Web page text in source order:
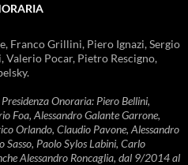
Franco Grillini, Piero Ignazi, Sergio
Pocar, Pietro Rescigno,
Onoraria: Piero Bellini,
Foa, Alessandro Galante Garrone,
Orlando, Claudio Pavone, Alessandro
Sasso, Paolo Sylos Labini, Carlo
Alessandro Roncaglia, dal 9/2014 al